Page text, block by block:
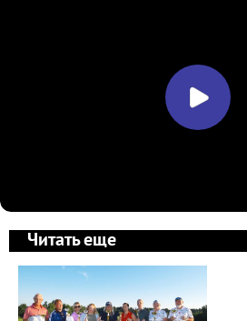
Читать еще